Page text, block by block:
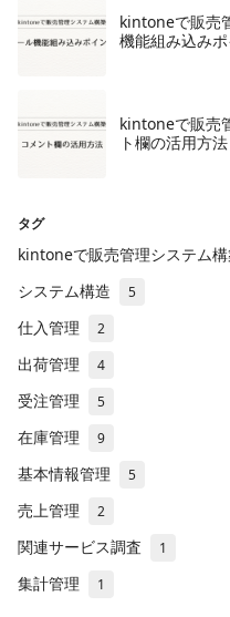
kintoneで販売
機能組み込みポ
​kintoneで販売
ト欄の活用方法
タグ
kintoneで販売管理システム
システム構造 5
仕入管理 2
出荷管理 4
受注管理 5
在庫管理 9
基本情報管理 5
売上管理 2
関連サービス調査 1
集計管理 1